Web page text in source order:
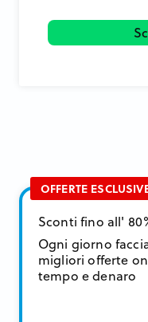
OFFERTE
Sconti fino all'
Ogni giorno
migliori offerte
tempo e denaro